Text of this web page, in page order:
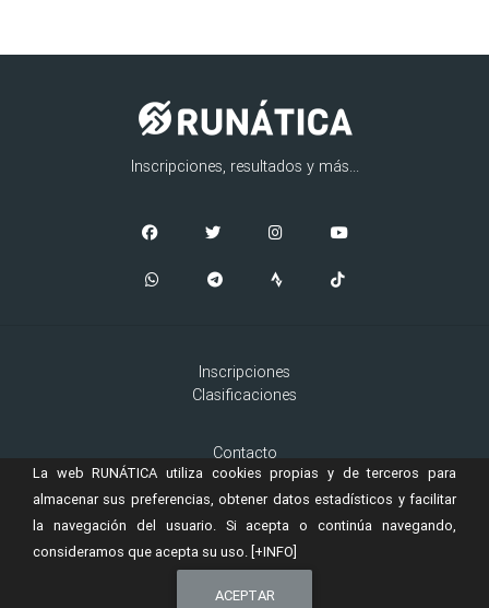
Inscripciones, resultados y más...
Inscripciones
Clasificaciones
Contacto
Aviso Legal
Cookies
RUNÁTICAes una marca registrada de
Ingeniería, S.L.
La web RUNÁTICA utiliza cookies propias y de terceros para
almacenar sus preferencias, obtener datos estadísticos y facilitar
la navegación del usuario. Si acepta o continúa navegando,
consideramos que acepta su uso. [+INFO]
ACEPTAR